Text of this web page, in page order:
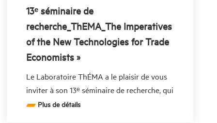
13ᵉ séminaire de
recherche_ThEMA_The Imperatives
of the New Technologies for Trade
Economists »
Le Laboratoire ThÉMA a le plaisir de vous
inviter à son 13ᵉ séminaire de recherche, qui
se tiendra le mercredi
Plus de détails